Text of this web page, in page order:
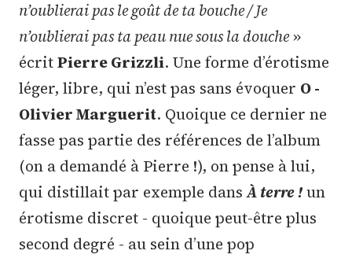
n’oublierai pas le goût de ta bouche / Je
n’oublierai pas ta peau nue sous la douche»
écritPierre Grizzli. Une forme d’érotisme
léger, libre, qui n’est pas sans évoquer O -
Olivier Marguerit. Quoique ce dernier ne
fasse pas partie des références de l’album
(on a demandé à Pierre !), on pense à lui,
qui distillait par exemple dansÀ terre !un
érotisme discret - quoique peut-être plus
second degré - au sein d’une pop